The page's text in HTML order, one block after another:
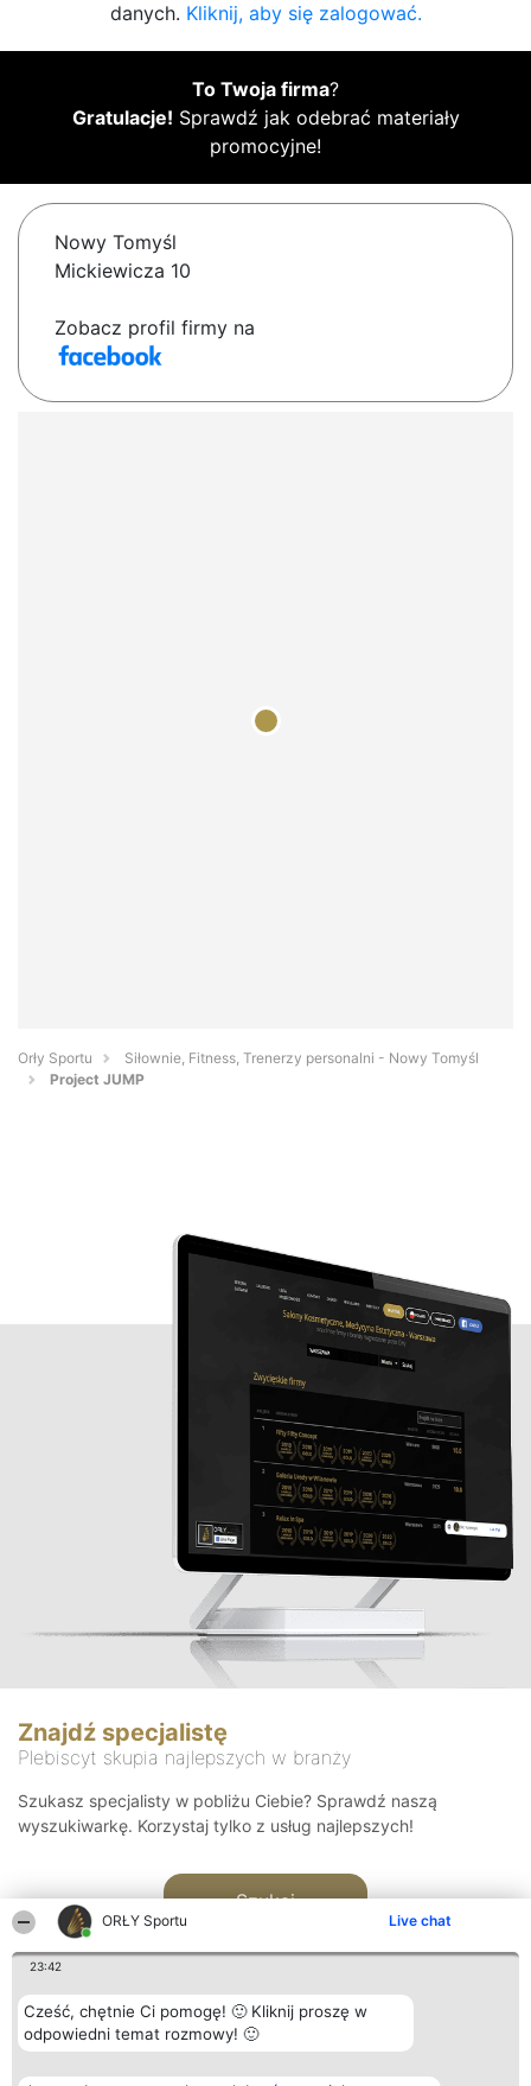
ORŁY Sportu Live chat
23:42
Cześć, chętnie Ci pomogę! 🙂 Kliknij proszę w
odpowiedni temat rozmowy! 🙂
danych. Kliknij, aby się zalogować.
To Twoja firma?
Gratulacje! Sprawdź jak odebrać materiały
promocyjne!
Nowy Tomyśl
Mickiewicza 10
Zobacz profil firmy na
Orły Sportu
Siłownie, Fitness, Trenerzy personalni - Nowy Tomyśl
Project JUMP
Znajdź specjalistę
Plebiscyt skupia najlepszych w branży
Szukasz specjalisty w pobliżu Ciebie? Sprawdź naszą
wyszukiwarkę. Korzystaj tylko z usług najlepszych!
Szukaj
Organizator plebiscytu Plebiscyt Kontakt